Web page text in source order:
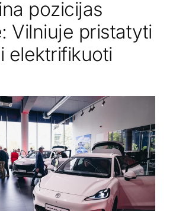
pozicijas
Vilniuje pristatyti
elektrifikuoti